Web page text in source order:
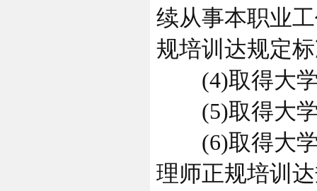
续从事本职业
规培训达规定
(4)取得大学
(5)取得大学
(6)取得大学
理师正规培训